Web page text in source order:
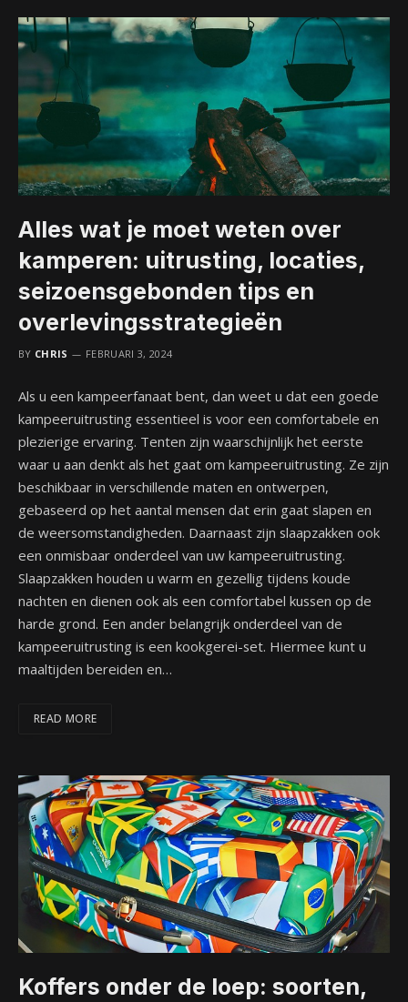
Alles wat je moet weten over
kamperen: uitrusting, locaties,
seizoensgebonden tips en
overlevingsstrategieën
BY CHRIS FEBRUARI 3, 2024
Als u een kampeerfanaat bent, dan weet u dat een goede
kampeeruitrusting essentieel is voor een comfortabele en
plezierige ervaring. Tenten zijn waarschijnlijk het eerste
waar u aan denkt als het gaat om kampeeruitrusting. Ze zijn
beschikbaar in verschillende maten en ontwerpen,
gebaseerd op het aantal mensen dat erin gaat slapen en
de weersomstandigheden. Daarnaast zijn slaapzakken ook
een onmisbaar onderdeel van uw kampeeruitrusting.
Slaapzakken houden u warm en gezellig tijdens koude
nachten en dienen ook als een comfortabel kussen op de
harde grond. Een ander belangrijk onderdeel van de
kampeeruitrusting is een kookgerei-set. Hiermee kunt u
maaltijden bereiden en…
READ MORE
Koffers onder de loep: soorten,